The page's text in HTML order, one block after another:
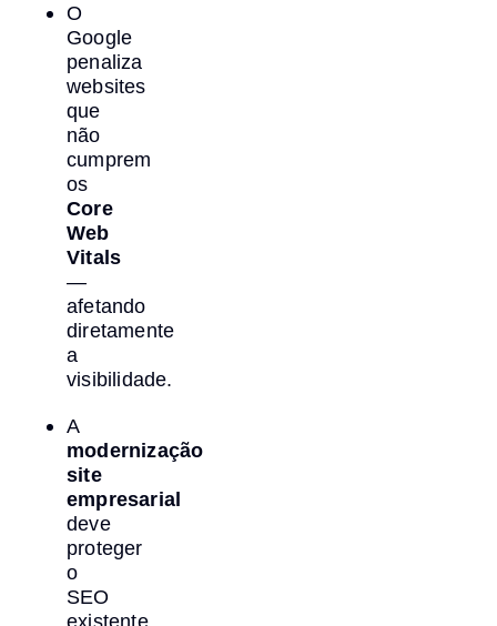
O
Google
penaliza
websites
que
não
cumprem
os
Core
Web
Vitals
—
afetando
diretamente
a
visibilidade.
A
modernização
site
empresarial
deve
proteger
o
SEO
existente